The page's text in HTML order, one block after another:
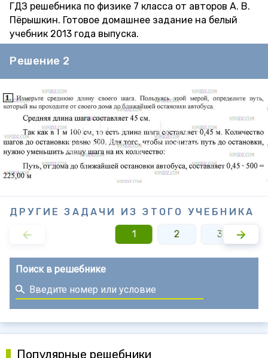
ГДЗ решебника по физике 7 класса от авторов А. В.
Пёрышкин. Готовое домашнее задание на белый
учебник 2013 года выпуска.
Решение 2
ДРУГИЕ ЗАДАЧИ ИЗ ЭТОГО УЧЕБНИКА
1
2 3
Поиск в решебнике
Популярные решебники